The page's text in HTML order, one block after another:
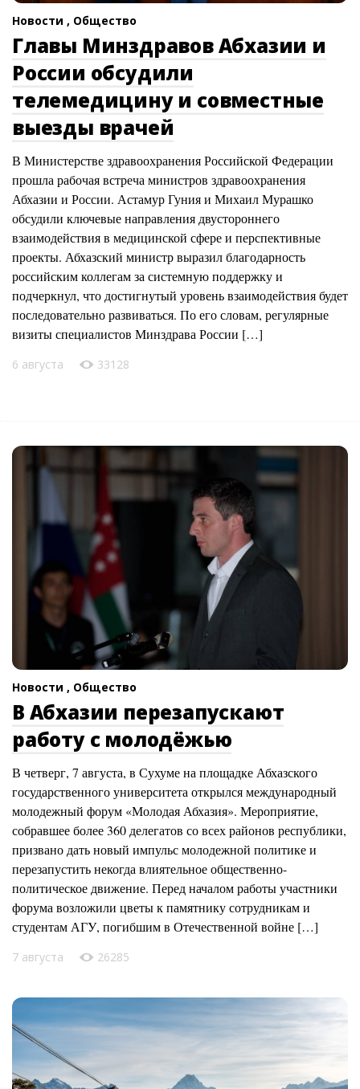
Новости , Общество
Главы Минздравов Абхазии и
России обсудили
телемедицину и совместные
выезды врачей
В Министерстве здравоохранения Российской Федерации
прошла рабочая встреча министров здравоохранения
Абхазии и России. Астамур Гуния и Михаил Мурашко
обсудили ключевые направления двустороннего
взаимодействия в медицинской сфере и перспективные
проекты. Абхазский министр выразил благодарность
российским коллегам за системную поддержку и
подчеркнул, что достигнутый уровень взаимодействия будет
последовательно развиваться. По его словам, регулярные
визиты специалистов Минздрава России […]
6 августа 33128
Новости , Общество
В Абхазии перезапускают
работу с молодёжью
В четверг, 7 августа, в Сухуме на площадке Абхазского
государственного университета открылся международный
молодежный форум «Молодая Абхазия». Мероприятие,
собравшее более 360 делегатов со всех районов республики,
призвано дать новый импульс молодежной политике и
перезапустить некогда влиятельное общественно-
политическое движение. Перед началом работы участники
форума возложили цветы к памятнику сотрудникам и
студентам АГУ, погибшим в Отечественной войне […]
7 августа 26285